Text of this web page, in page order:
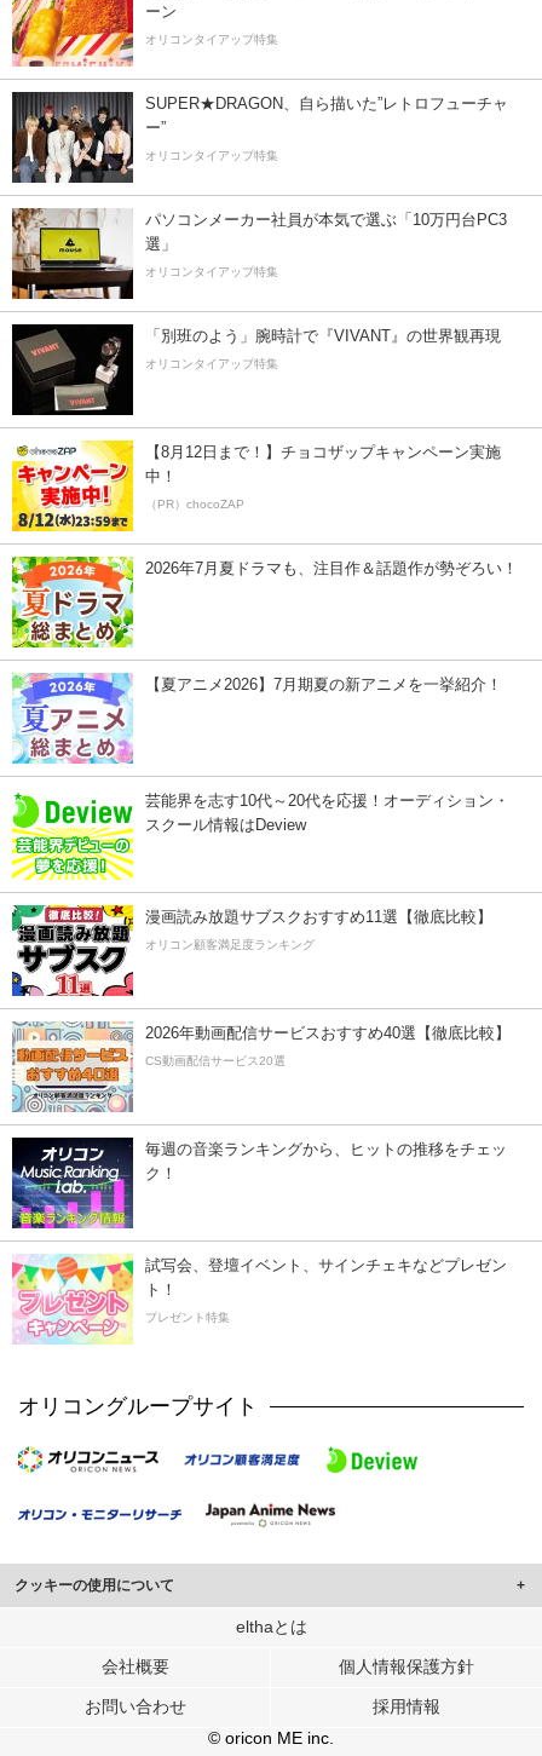
ーン
オリコンタイアップ特集
SUPER★DRAGON、自ら描いた”レトロフューチャ
ー”
オリコンタイアップ特集
パソコンメーカー社員が本気で選ぶ「10万円台PC3
選」
オリコンタイアップ特集
「別班のよう」腕時計で『VIVANT』の世界観再現
オリコンタイアップ特集
【8月12日まで！】チョコザップキャンペーン実施
中！
（PR）chocoZAP
2026年7月夏ドラマも、注目作＆話題作が勢ぞろい！
【夏アニメ2026】7月期夏の新アニメを一挙紹介！
芸能界を志す10代～20代を応援！オーディション・
スクール情報はDeview
漫画読み放題サブスクおすすめ11選【徹底比較】
オリコン顧客満足度ランキング
2026年動画配信サービスおすすめ40選【徹底比較】
CS動画配信サービス20選
毎週の音楽ランキングから、ヒットの推移をチェッ
ク！
試写会、登壇イベント、サインチェキなどプレゼン
ト！
プレゼント特集
オリコングループサイト
クッキーの使用について
このサイトでは Cookie を使用して、ユーザーに合わせたコンテンツや広告の
行っています。
メディアや広告配信、データ解析の各パートナーに提供しています。
ユーザーが各パートナーのサービスを使用したときに収集した他の情報を組み
elthaとは
会社概要 個人情報保護方針
お問い合わせ
採用情報
© oricon ME inc.